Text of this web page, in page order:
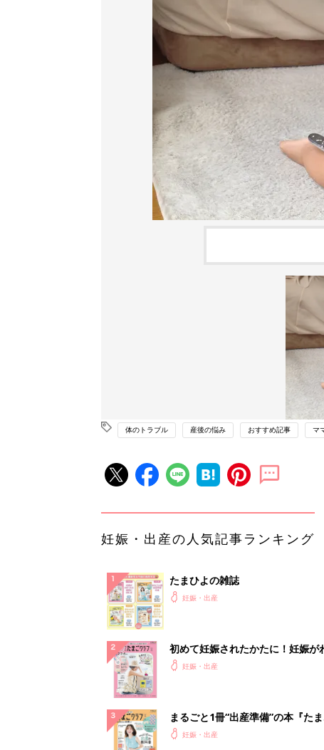
体のトラブル 産後の悩み おすすめ記事 マ
妊娠・出産の人気記事ランキング
たまひよの雑誌
妊娠・出産
初めて妊娠されたかたに！妊娠が
ったら最初に読む本『初めてのた
妊娠・出産
まるごと1冊“出産準備”の本『たま
クラブ 夏号』〈スペシャル大特集
妊娠・出産